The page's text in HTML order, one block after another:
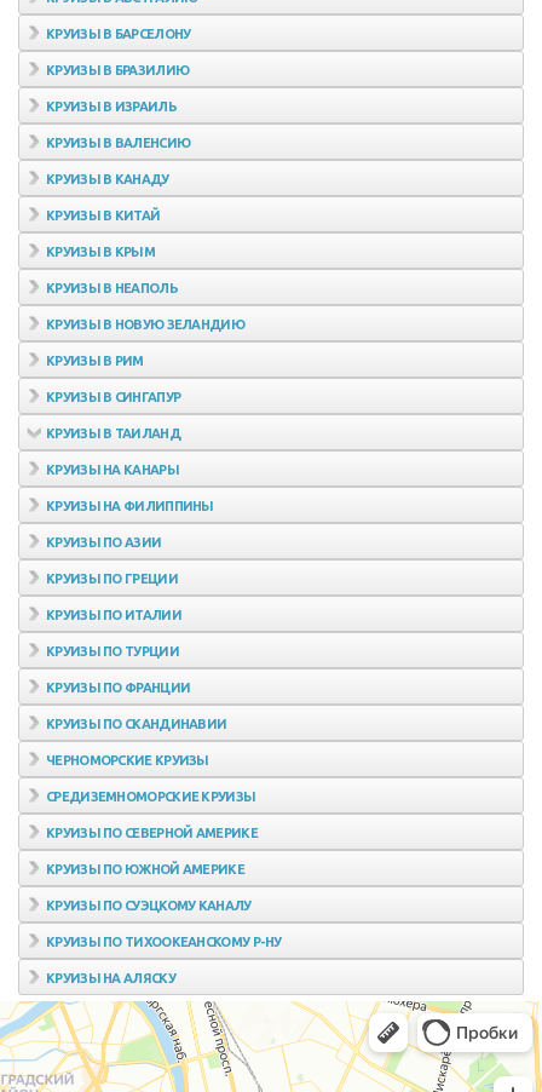
КРУИЗЫ В БАРСЕЛОНУ
КРУИЗЫ В БРАЗИЛИЮ
КРУИЗЫ В ИЗРАИЛЬ
КРУИЗЫ В ВАЛЕНСИЮ
КРУИЗЫ В КАНАДУ
КРУИЗЫ В КИТАЙ
КРУИЗЫ В КРЫМ
КРУИЗЫ В НЕАПОЛЬ
КРУИЗЫ В НОВУЮ ЗЕЛАНДИЮ
КРУИЗЫ В РИМ
КРУИЗЫ В СИНГАПУР
КРУИЗЫ В ТАИЛАНД
КРУИЗЫ НА КАНАРЫ
КРУИЗЫ НА ФИЛИППИНЫ
КРУИЗЫ ПО АЗИИ
КРУИЗЫ ПО ГРЕЦИИ
КРУИЗЫ ПО ИТАЛИИ
КРУИЗЫ ПО ТУРЦИИ
КРУИЗЫ ПО ФРАНЦИИ
КРУИЗЫ ПО СКАНДИНАВИИ
ЧЕРНОМОРСКИЕ КРУИЗЫ
СРЕДИЗЕМНОМОРСКИЕ КРУИЗЫ
КРУИЗЫ ПО СЕВЕРНОЙ АМЕРИКЕ
КРУИЗЫ ПО ЮЖНОЙ АМЕРИКЕ
КРУИЗЫ ПО СУЭЦКОМУ КАНАЛУ
КРУИЗЫ ПО ТИХООКЕАНСКОМУ Р-НУ
КРУИЗЫ НА АЛЯСКУ